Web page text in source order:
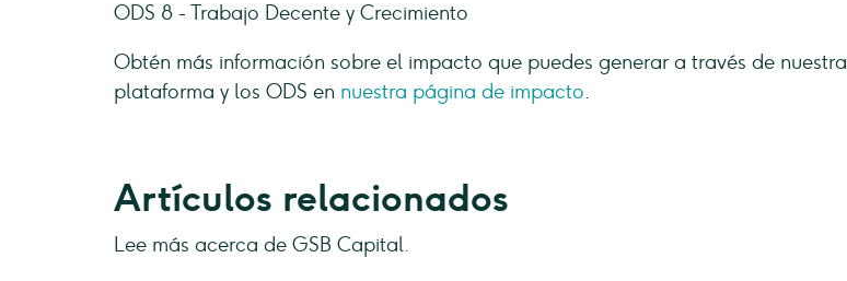
ODS 8 - Trabajo Decente y Crecimiento
Obtén más información sobre el impacto que puedes generar a través de nuestra
plataforma y los ODS en nuestra página de impacto.
Artículos relacionados
Lee más acerca de GSB Capital.